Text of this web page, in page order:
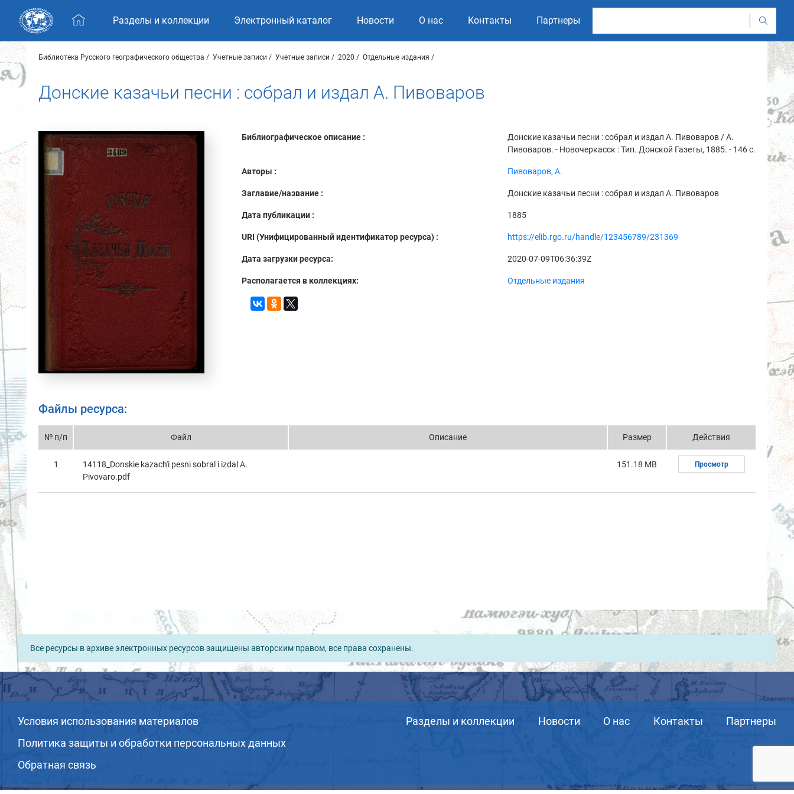
Skip navigation
Разделы и коллекции Электронный каталог Новости О нас Контакты Партнеры
Библиотека Русского географического общества Учетные записи Учетные записи 2020 Отдельные издания
Донские казачьи песни : собрал и издал А. Пивоваров
Библиографическое описание :
Донские казачьи песни : собрал и издал А. Пивоваров / А.
Пивоваров. - Новочеркасск : Тип. Донской Газеты, 1885. - 146 с.
Авторы : Пивоваров, А.
Заглавие/название : Донские казачьи песни : собрал и издал А. Пивоваров
Дата публикации : 1885
URI (Унифицированный идентификатор ресурса) : https://elib.rgo.ru/handle/123456789/231369
Дата загрузки ресурса: 2020-07-09T06:36:39Z
Располагается в коллекциях: Отдельные издания
Файлы ресурса:
№ п/п Файл Описание Размер Действия
1
14118_Donskie kazach'i pesni sobral i izdal A.
Pivovaro.pdf
151.18 MB Просмотр
Все ресурсы в архиве электронных ресурсов защищены авторским правом, все права сохранены.
Условия использования материалов
Политика защиты и обработки персональных данных
Обратная связь
Разделы и коллекции Новости О нас Контакты Партнеры